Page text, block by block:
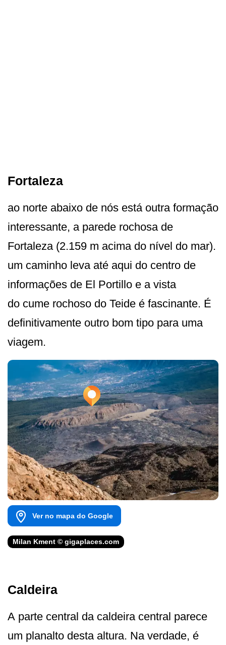
Fortaleza
ao norte abaixo de nós está outra formação
interessante, a parede rochosa de
Fortaleza (2.159 m acima do nível do mar).
um caminho leva até aqui do centro de
informações de El Portillo e a vista
do cume rochoso do Teide é fascinante. É
definitivamente outro bom tipo para uma
viagem.
Ver no mapa do Google
Milan Kment © gigaplaces.com
Caldeira
A parte central da caldeira central parece
um planalto desta altura. Na verdade, é